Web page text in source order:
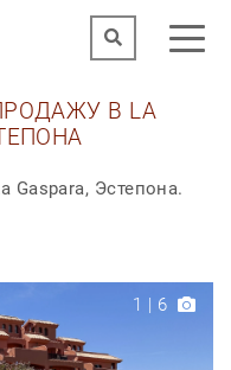
В LA
Gaspara, Эстепона.
1 | 6